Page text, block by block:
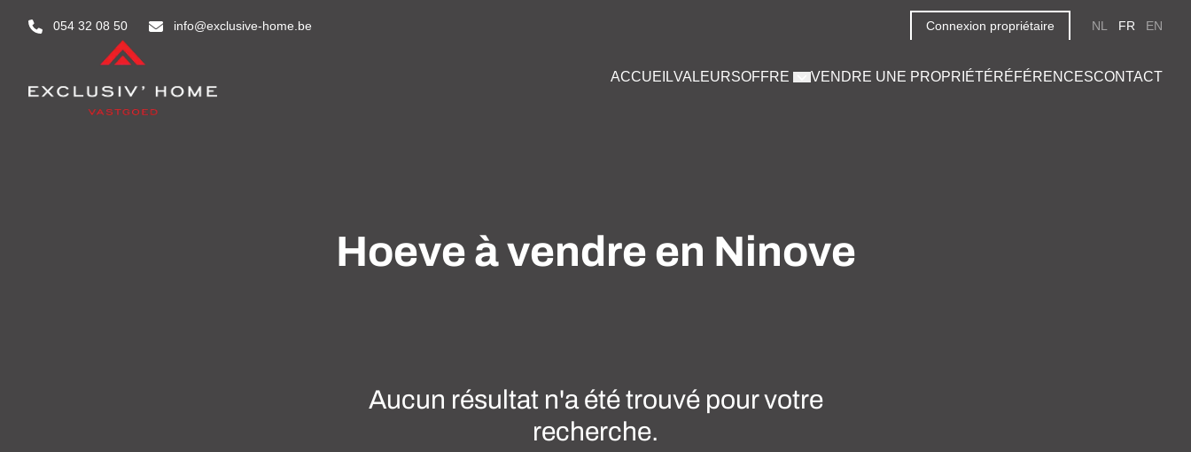
054 32 08 50 info@exclusive-home.be Connexion propriétaire NL FR EN
ACCUEILVALEURSOFFRE VENDRE UNE PROPRIÉTÉRÉFÉRENCESCONTACT
Hoeve à vendre en Ninove
Aucun résultat n'a été trouvé pour votre
recherche.